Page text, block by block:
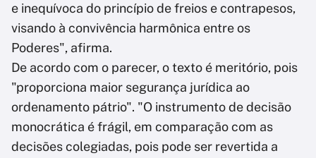
e inequívoca do princípio de freios e contrapesos,
visando à convivência harmônica entre os
Poderes", afirma.
De acordo com o parecer, o texto é meritório, pois
"proporciona maior segurança jurídica ao
ordenamento pátrio". "O instrumento de decisão
monocrática é frágil, em comparação com as
decisões colegiadas, pois pode ser revertida a